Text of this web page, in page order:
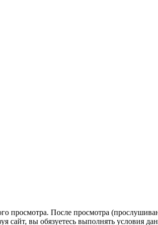
просмотра. После просмотра
сайт, вы обязуетесь выполнять условия